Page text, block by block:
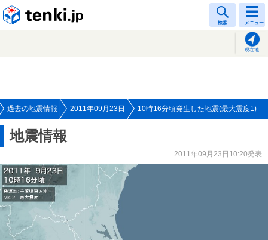
検索 メニュー
現在地
過去の地震情報 2011年09月23日 10時16分頃発生した地震(最大震度1)
地震情報
2011年09月23日10:20発表